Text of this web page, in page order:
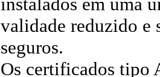
validade reduzido e
seguros.
Os certificados tipo